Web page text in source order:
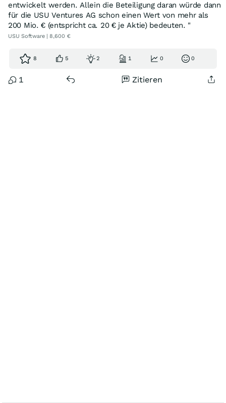
entwickelt werden. Allein die Beteiligung daran würde dann
für die USU Ventures AG schon einen Wert von mehr als
200 Mio. € (entspricht ca. 20 € je Aktie) bedeuten. "
USU Software | 8,600 €
8 5 2 1 0 0
1 Zitieren